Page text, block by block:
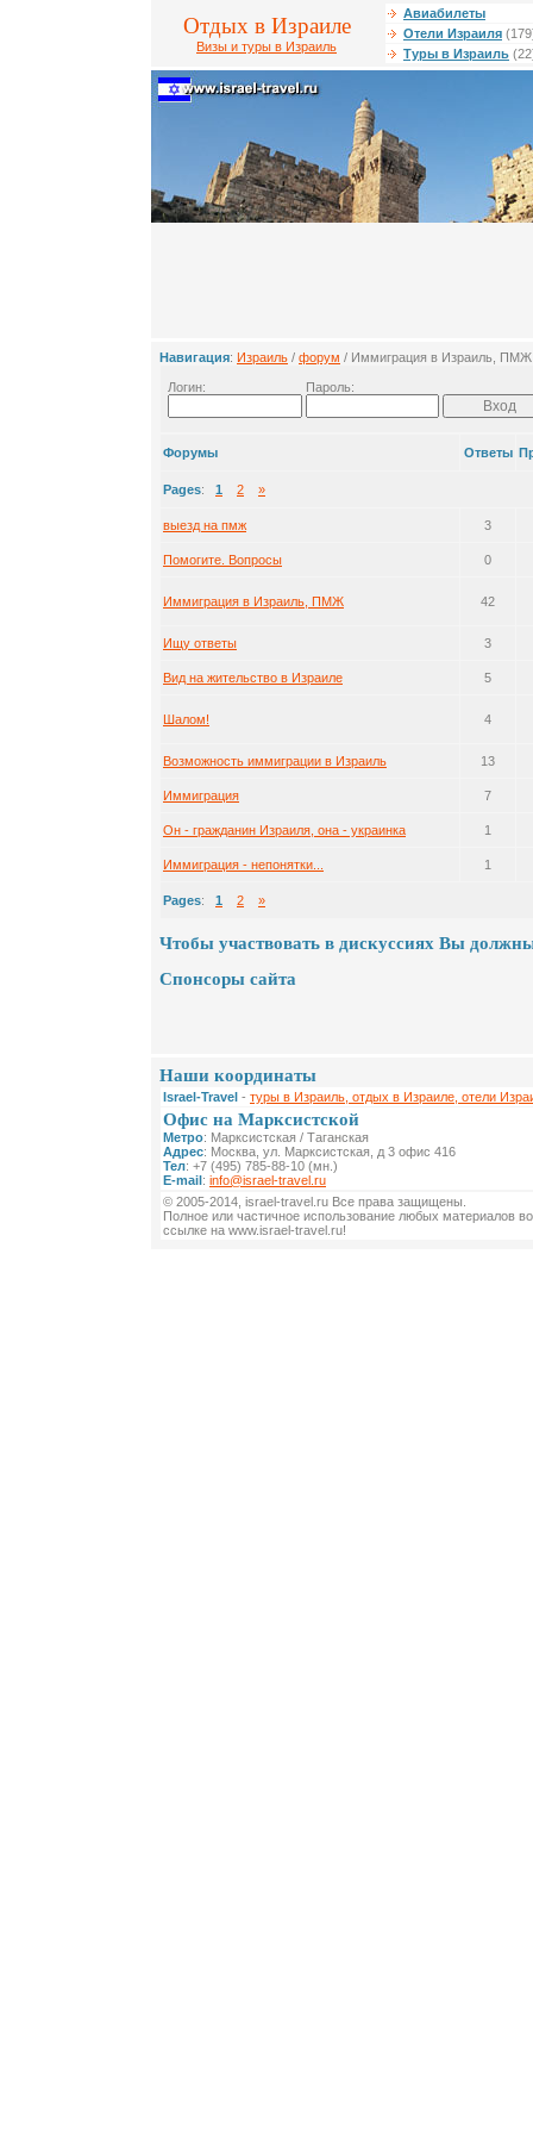
Отдых в Израиле
Визы и туры в Израиль
Авиабилеты
Отели Израиля
Туры в Израиль
Навигация: Израиль / форум / Иммиграция в Израиль, ПМЖ
Логин: Пароль:
Форумы Ответы
Pages: 1 2 »
выезд на пмж 3
Помогите. Вопросы 0
Иммиграция в Израиль, ПМЖ 42
Ищу ответы 3
Вид на жительство в Израиле 5
Шалом! 4
Возможность иммиграции в Израиль 13
Иммиграция 7
Он - гражданин Израиля, она - украинка 1
Иммиграция - непонятки... 1
Pages: 1 2 »
Чтобы участвовать в дискуссиях Вы
Спонсоры сайта
Наши координаты
Israel-Travel - туры в Израиль, отдых в Израиле, отели
Офис на Марксистской
Метро: Марксистская / Таганская
Адрес: Москва, ул. Марксистская, д 3 офис 416
Тел: +7 (495) 785-88-10 (мн.)
E-mail: info@israel-travel.ru
© 2005-2014, israel-travel.ru Все права защищены.
Полное или частичное использование любых материалов
ссылке на www.israel-travel.ru!